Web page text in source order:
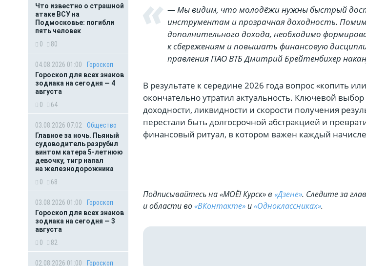
Что известно о страшной
атаке ВСУ на
Подмосковье: погибли
пять человек
0
80
04.08.2026 01:00
Гороскоп
Гороскоп для всех знаков
зодиака на сегодня — 4
августа
0
64
03.08.2026 07:02
Общество
Главное за ночь. Пьяный
судоводитель разрубил
винтом катера 5-летнюю
девочку, тигр напал
на железнодорожника
0
68
03.08.2026 01:00
Гороскоп
Гороскоп для всех знаков
зодиака на сегодня — 3
августа
0
82
02.08.2026 01:00
Гороскоп
— Мы видим, что молодёжи нужны быстрый
инструментам и прозрачная доходность.
дополнительного дохода, необходимо
к сбережениям и повышать финансовую
правления ПАО ВТБ Дмитрий Брейтенбихер
В результате к середине 2026 года вопрос «копить
окончательно утратил актуальность. Ключевой
доходности, ликвидности и скорости получения
перестали быть долгосрочной абстракцией и
финансовый ритуал, в котором важен каждый
Подписывайтесь на «МОЁ! Курск» в «Дзене». Cледите за
и области во«ВКонтакте» и«Одноклассниках».